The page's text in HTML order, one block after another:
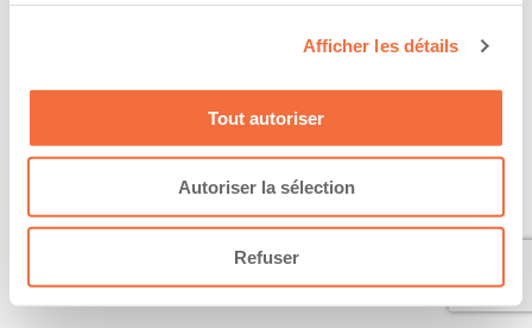
Afficher les détails
Tout autoriser
Autoriser la sélection
Refuser